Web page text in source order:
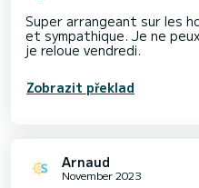
Super arrangeant sur les
et sympathique. Je ne
je reloue vendredi.
Zobrazit překlad
Arnaud
November 2023